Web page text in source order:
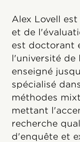
Alex Lovell
et de
est doctorant
l'université de
enseigné
spécialisé
méthodes
mettant
recherche
d'enquête et